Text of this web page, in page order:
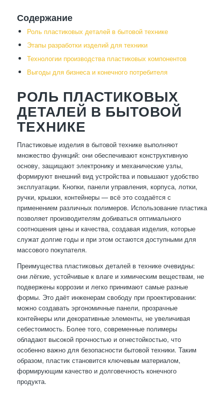
Содержание
Роль пластиковых деталей в бытовой технике
Этапы разработки изделий для техники
Технологии производства пластиковых компонентов
Выгоды для бизнеса и конечного потребителя
РОЛЬ ПЛАСТИКОВЫХ
ДЕТАЛЕЙ В БЫТОВОЙ
ТЕХНИКЕ
Пластиковые изделия в бытовой технике выполняют
множество функций: они обеспечивают конструктивную
основу, защищают электронику и механические узлы,
формируют внешний вид устройства и повышают удобство
эксплуатации. Кнопки, панели управления, корпуса, лотки,
ручки, крышки, контейнеры — всё это создаётся с
применением различных полимеров. Использование пластика
позволяет производителям добиваться оптимального
соотношения цены и качества, создавая изделия, которые
служат долгие годы и при этом остаются доступными для
массового покупателя.
Преимущества пластиковых деталей в технике очевидны:
они лёгкие, устойчивые к влаге и химическим веществам, не
подвержены коррозии и легко принимают самые разные
формы. Это даёт инженерам свободу при проектировании:
можно создавать эргономичные панели, прозрачные
контейнеры или декоративные элементы, не увеличивая
себестоимость. Более того, современные полимеры
обладают высокой прочностью и огнестойкостью, что
особенно важно для безопасности бытовой техники. Таким
образом, пластик становится ключевым материалом,
формирующим качество и долговечность конечного
продукта.